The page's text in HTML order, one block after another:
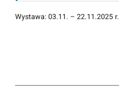
Wystawa: 03.11. – 22.11.2025 r.